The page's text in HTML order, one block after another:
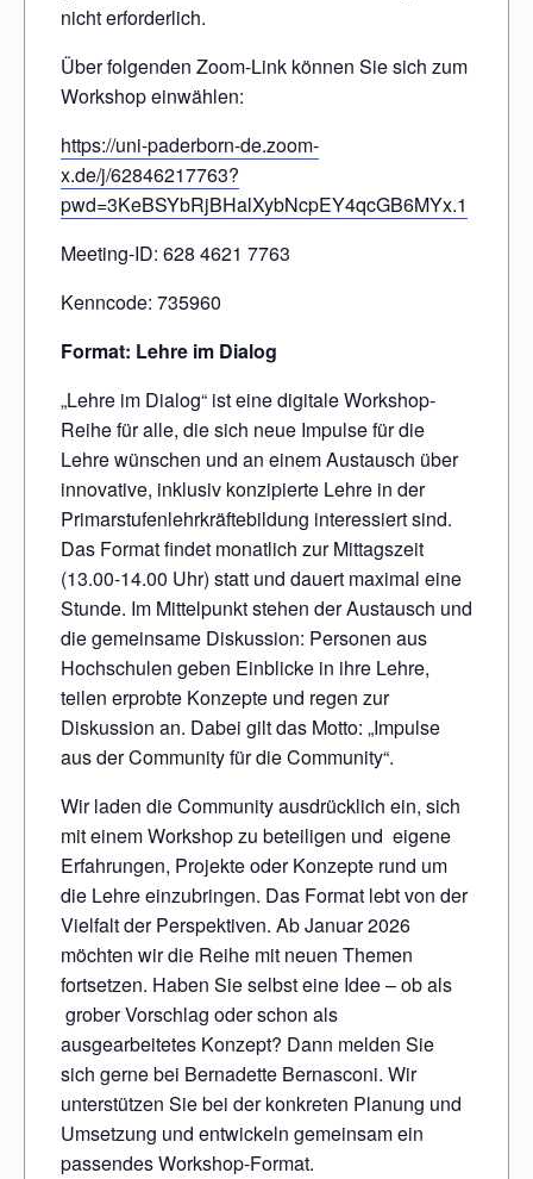
nicht erforderlich.
Über folgenden Zoom-Link können Sie sich zum
Workshop einwählen:
https://uni-paderborn-de.zoom-
x.de/j/62846217763?
pwd=3KeBSYbRjBHalXybNcpEY4qcGB6MYx.1
Meeting-ID: 628 4621 7763
Kenncode: 735960
Format: Lehre im Dialog
„Lehre im Dialog“ ist eine digitale Workshop-
Reihe für alle, die sich neue Impulse für die
Lehre wünschen und an einem Austausch über
innovative, inklusiv konzipierte Lehre in der
Primarstufenlehrkräftebildung interessiert sind.
Das Format findet monatlich zur Mittagszeit
(13.00-14.00 Uhr) statt und dauert maximal eine
Stunde. Im Mittelpunkt stehen der Austausch und
die gemeinsame Diskussion: Personen aus
Hochschulen geben Einblicke in ihre Lehre,
teilen erprobte Konzepte und regen zur
Diskussion an. Dabei gilt das Motto: „Impulse
aus der Community für die Community“.
Wir laden die Community ausdrücklich ein, sich
mit einem Workshop zu beteiligen und eigene
Erfahrungen, Projekte oder Konzepte rund um
die Lehre einzubringen. Das Format lebt von der
Vielfalt der Perspektiven. Ab Januar 2026
möchten wir die Reihe mit neuen Themen
fortsetzen. Haben Sie selbst eine Idee – ob als
grober Vorschlag oder schon als
ausgearbeitetes Konzept? Dann melden Sie
sich gerne bei Bernadette Bernasconi. Wir
unterstützen Sie bei der konkreten Planung und
Umsetzung und entwickeln gemeinsam ein
passendes Workshop-Format.